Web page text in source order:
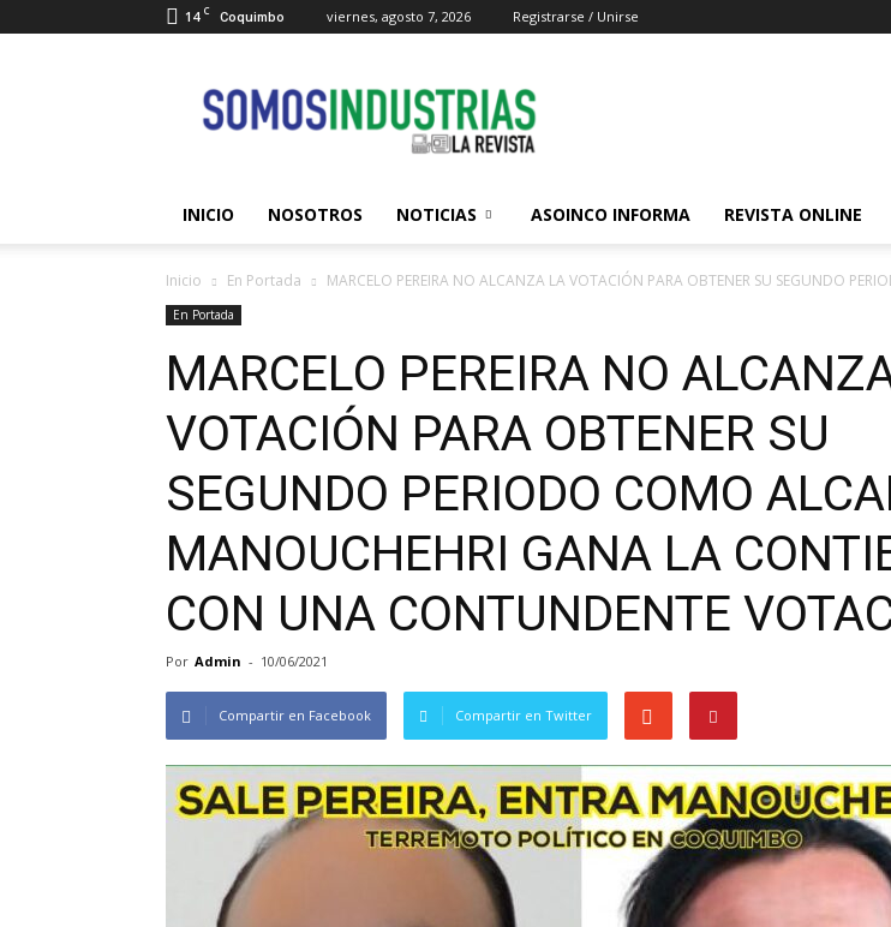
14 C Coquimbo viernes, agosto 7, 2026 Registrarse / Unirse
Industrias
INICIO NOSOTROS NOTICIAS ASOINCO INFORMA REVISTA ONLINE
Inicio En Portada MARCELO PEREIRA NO ALCANZA LA VOTACIÓN PARA OBTENER SU SEGUNDO
En Portada
MARCELO PEREIRA NO
VOTACIÓN PARA OBTENER SU
SEGUNDO PERIODO COMO
MANOUCHEHRI GANA LA
CON UNA CONTUNDENTE
Por Admin - 10/06/2021
Compartir en Facebook Compartir en Twitter